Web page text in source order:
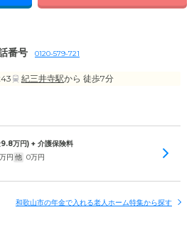
番号 0120-579-721
紀三井寺駅から 徒歩7分
9.8万円) + 介護保険料
万円 他 0万円
和歌山市の年金で入れる老人ホーム特集から探す